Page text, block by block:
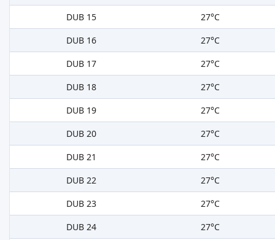
DUB 15
27°C
DUB 16
27°C
DUB 17
27°C
DUB 18
27°C
DUB 19
27°C
DUB 20
27°C
DUB 21
27°C
DUB 22
27°C
DUB 23
27°C
DUB 24
27°C